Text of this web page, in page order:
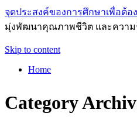
จุดประสงค์ของการศึกษาเพื่อต้
มุ่งพัฒนาคุณภาพชีวิต และความ
Skip to content
Home
Category